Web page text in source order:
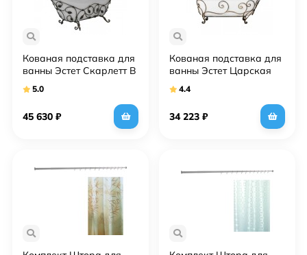
Кованая подставка для
ванны Эстет Скарлетт В
5.0
45 630 ₽
Кованая подставка для
ванны Эстет Царская
4.4
34 223 ₽